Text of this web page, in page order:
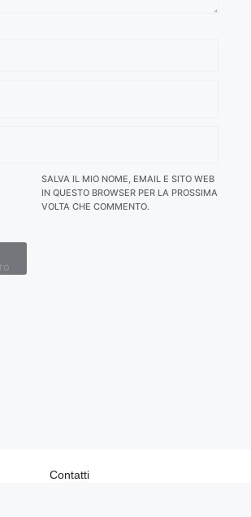
SALVA IL MIO NOME, EMAIL E SITO WEB
IN QUESTO BROWSER PER LA PROSSIMA
VOLTA CHE COMMENTO.
Contatti